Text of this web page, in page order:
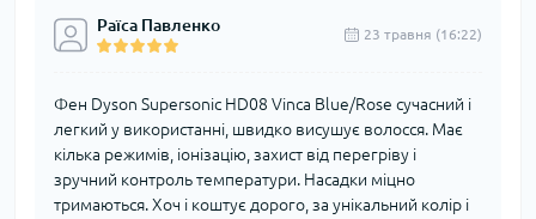
Раїса Павленко 23 травня (16:22)
Фен Dyson Supersonic HD08 Vinca Blue/Rose сучасний і
легкий у використанні, швидко висушує волосся. Має
кілька режимів, іонізацію, захист від перегріву і
зручний контроль температури. Насадки міцно
тримаються. Хоч і коштує дорого, за унікальний колір і